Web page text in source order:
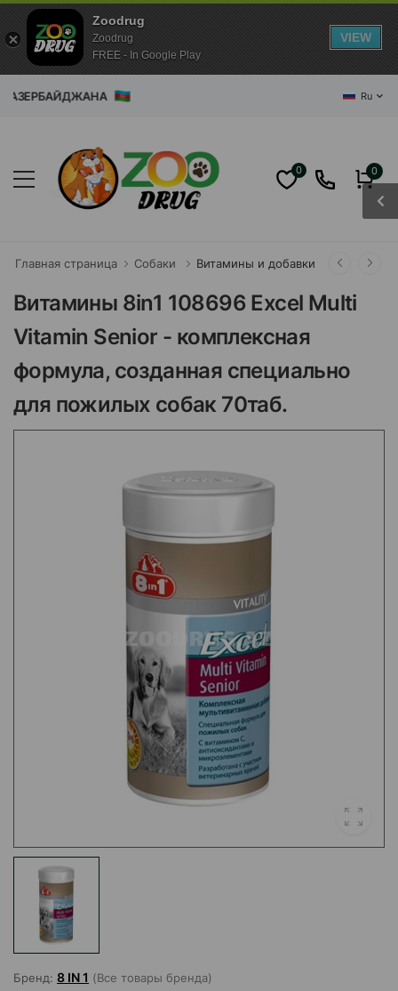
АЗЕРБАЙДЖАНА Ru
0 0
Главная страница Собаки Витамины и добавки
Витамины 8in1 108696 Excel Multi
Vitamin Senior - комплексная
формула, созданная специально
для пожилых собак 70таб.
Бренд: 8 IN 1 (Все товары бренда)
Zoodrug
Zoodrug
FREE - In Google Play
VIEW